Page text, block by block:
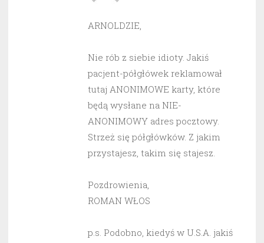
ARNOLDZIE,
Nie rób z siebie idioty. Jakiś
pacjent-półgłówek reklamował
tutaj ANONIMOWE karty, które
będą wysłane na NIE-
ANONIMOWY adres pocztowy.
Strzeż się półgłówków. Z jakim
przystajesz, takim się stajesz.
Pozdrowienia,
ROMAN WŁOS
p.s. Podobno, kiedyś w U.S.A. jakiś